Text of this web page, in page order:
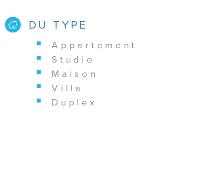
DU TYPE
appartement
studio
maison
villa
duplex